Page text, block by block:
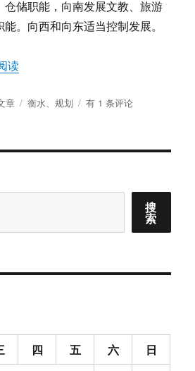
仓储职能，向南发展文教、旅游
。向西和向东适当控制发展。
读“衡水市城市总体规划2007-2020”
章
标
衡水、规划
衡
城
体
2007-
有 1 条评论
搜
索
四 五 六 日